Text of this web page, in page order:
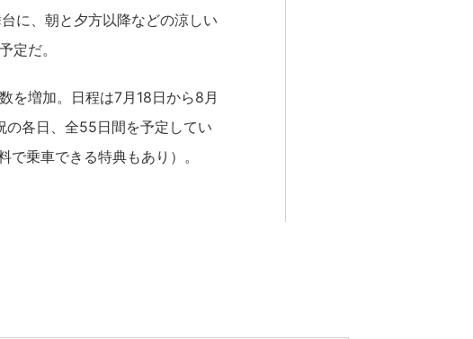
に、朝と夕方以降などの涼しい
定だ。
を増加。日程は7月18日から8月
各日、全55日間を予定してい
乗車できる特典もあり）。